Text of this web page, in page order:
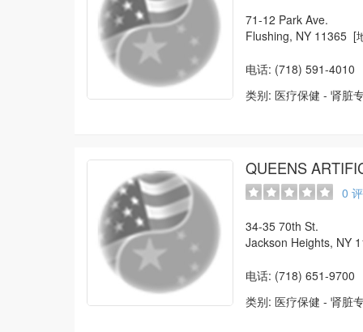
71-12 Park Ave.
Flushing, NY 11365 [
电话: (718) 591-4010
类别: 医疗保健 - 肾脏
QUEENS
0
34-35 70th St.
Jackson Heights, NY
电话: (718) 651-9700
类别: 医疗保健 - 肾脏